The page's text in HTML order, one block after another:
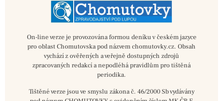
On-line verze je provozována formou deníku v českém jazyce
pro oblast Chomutovska pod názvem chomutovky.cz. Obsah
vychází z ověřených a veřejně dostupných zdrojů
zpracovaných redakcí a nepodléhá pravidlům pro tištěná
periodika.
Tištěné verze jsou ve smyslu zákona č. 46/2000 Sb vydávány